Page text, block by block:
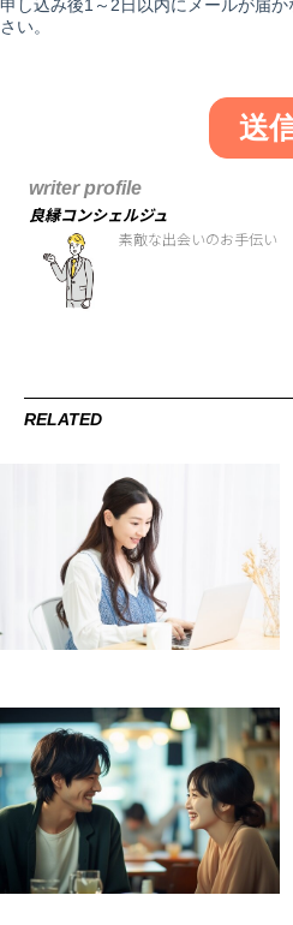
writer profile
良縁コンシェルジュ
素敵な出会いのお手伝い
RELATED